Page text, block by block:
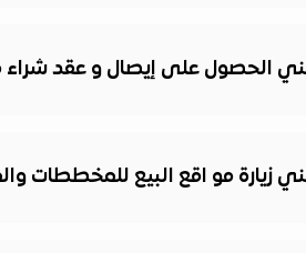
الحصول على إيصال و عقد شراء
زيارة مو اقع البيع للمخططات